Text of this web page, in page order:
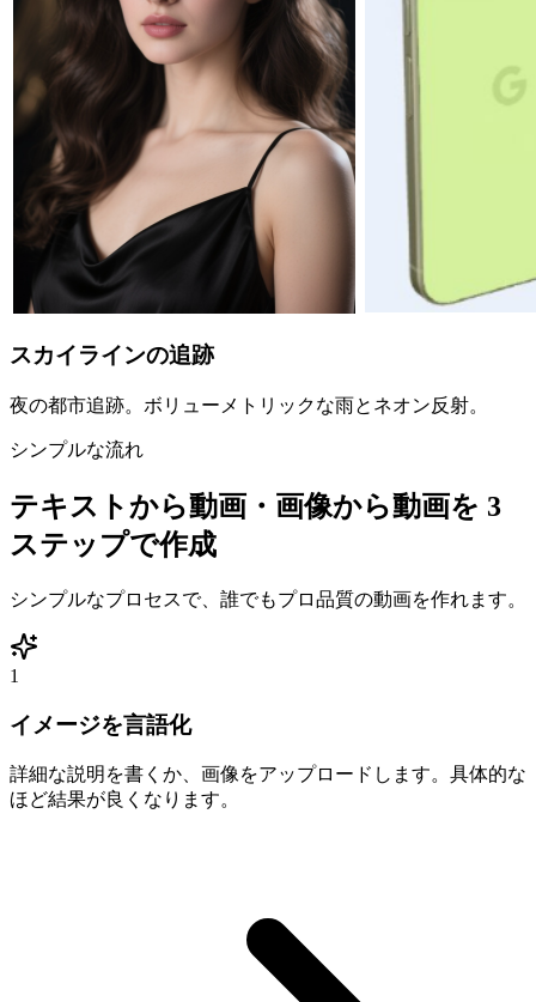
スカイラインの追跡
夜の都市追跡。ボリューメトリックな雨とネオン反射。
シンプルな流れ
テキストから動画・画像から動画を 3
ステップで作成
シンプルなプロセスで、誰でもプロ品質の動画を作れます。
1
イメージを言語化
詳細な説明を書くか、画像をアップロードします。具体的な
ほど結果が良くなります。